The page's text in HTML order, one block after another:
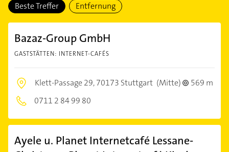
Beste Treffer Entfernung
Bazaz-Group GmbH
GASTSTÄTTEN: INTERNET-CAFÉS
Klett-Passage 29,70173 Stuttgart (Mitte)
569 m
0711 2 84 99 80
Ayele u. Planet Internetcafé Lessane-